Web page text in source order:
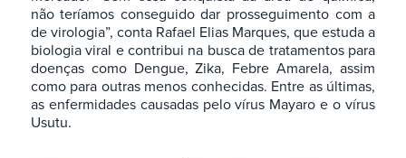
não teríamos conseguido dar prosseguimento com a
de virologia”, conta Rafael Elias Marques, que estuda a
biologia viral e contribui na busca de tratamentos para
doenças como Dengue, Zika, Febre Amarela, assim
como para outras menos conhecidas. Entre as últimas,
as enfermidades causadas pelo vírus Mayaro e o vírus
Usutu.